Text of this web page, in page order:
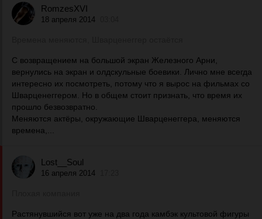
RomzesXVI
18 апреля 2014
С возвращением на большой экран Железного Арни,
вернулись на экран и олдскульные боевики. Лично мне всегда
интересно их посмотреть, потому что я вырос на фильмах со
Шварценеггером. Но в общем стоит признать, что время их
прошло безвозвратно.
Меняются актёры, окружающие Шварценеггера, меняются
времена,...
Lost__Soul
16 апреля 2014
Растянувшийся вот уже на два года камбэк культовой фигуры